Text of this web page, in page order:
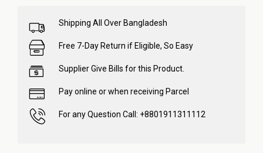
Shipping All Over Bangladesh
Free 7-Day Return if Eligible, So Easy
Supplier Give Bills for this Product.
Pay online or when receiving Parcel
For any Question Call: +8801911311112